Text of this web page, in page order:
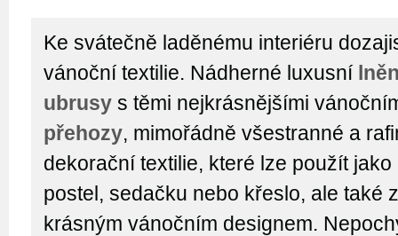
Ke svátečně laděnému interiéru
vánoční textilie. Nádherné luxusní
ubrusy s těmi nejkrásnějšími
přehozy, mimořádně všestranné a
dekorační textilie, které lze použít
postel, sedačku nebo křeslo, ale také
krásným vánočním designem.